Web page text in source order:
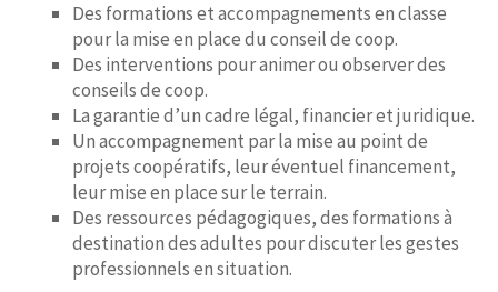
Des formations et accompagnements en classe
pour la mise en place du conseil de coop.
Des interventions pour animer ou observer des
conseils de coop.
La garantie d’un cadre légal, financier et juridique.
Un accompagnement par la mise au point de
projets coopératifs, leur éventuel financement,
leur mise en place sur le terrain.
Des ressources pédagogiques, des formations à
destination des adultes pour discuter les gestes
professionnels en situation.